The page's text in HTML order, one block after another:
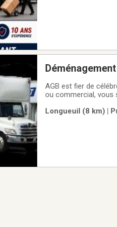
AGB est fier de
ou commercial, vous
vous garantir le
Longueuil (8 km) |